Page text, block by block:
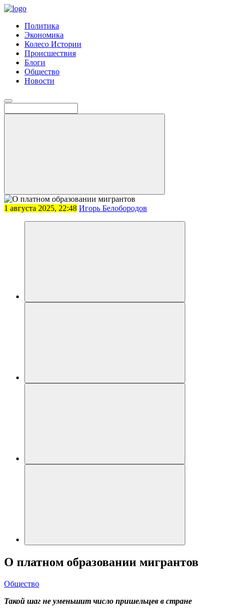
Политика
Экономика
Колесо Истории
Происшествия
Блоги
Общество
Новости
1 августа 2025, 22:48 Игорь Белобородов
О платном образовании мигрантов
Общество
Такой шаг не уменьшит число пришельцев в стране